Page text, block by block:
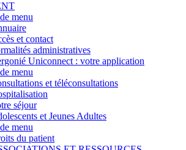
menu
et contact
administratives
Uniconnect : votre application
menu
et téléconsultations
séjour
et Jeunes Adultes
menu
du patient